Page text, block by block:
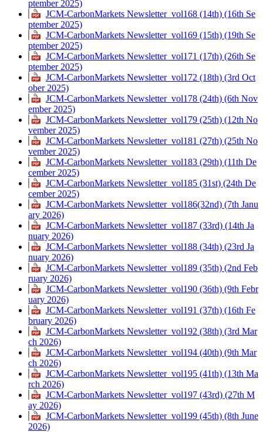
ptember 2025)
JCM-CarbonMarkets Newsletter_vol168 (14th) (16th Se
ptember 2025)
JCM-CarbonMarkets Newsletter_vol169 (15th) (19th Se
ptember 2025)
JCM-CarbonMarkets Newsletter_vol171 (17th) (26th Se
ptember 2025)
JCM-CarbonMarkets Newsletter_vol172 (18th) (3rd Oct
ober 2025)
JCM-CarbonMarkets Newsletter_vol178 (24th) (6th Nov
ember 2025)
JCM-CarbonMarkets Newsletter_vol179 (25th) (12th No
vember 2025)
JCM-CarbonMarkets Newsletter_vol181 (27th) (25th No
vember 2025)
JCM-CarbonMarkets Newsletter_vol183 (29th) (11th De
cember 2025)
JCM-CarbonMarkets Newsletter_vol185 (31st) (24th De
cember 2025)
JCM-CarbonMarkets Newsletter_vol186(32nd) (7th Janu
ary 2026)
JCM-CarbonMarkets Newsletter_vol187 (33rd) (14th Ja
nuary 2026)
JCM-CarbonMarkets Newsletter_vol188 (34th) (23rd Ja
nuary 2026)
JCM-CarbonMarkets Newsletter_vol189 (35th) (2nd Feb
ruary 2026)
JCM-CarbonMarkets Newsletter_vol190 (36th) (9th Febr
uary 2026)
JCM-CarbonMarkets Newsletter_vol191 (37th) (16th Fe
bruary 2026)
JCM-CarbonMarkets Newsletter_vol192 (38th) (3rd Mar
ch 2026)
JCM-CarbonMarkets Newsletter_vol194 (40th) (9th Mar
ch 2026)
JCM-CarbonMarkets Newsletter_vol195 (41th) (13th Ma
rch 2026)
JCM-CarbonMarkets Newsletter_vol197 (43rd) (27th M
ay 2026)
JCM-CarbonMarkets Newsletter_vol199 (45th) (8th June
2026)